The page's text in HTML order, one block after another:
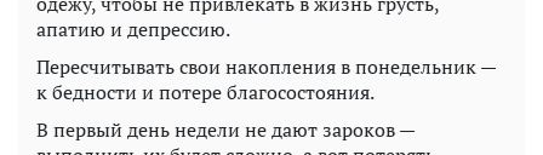
апатию и депрессию.
Пересчитывать свои накопления в понедельник —
к бедности и потере благосостояния.
В первый день недели не дают зароков —